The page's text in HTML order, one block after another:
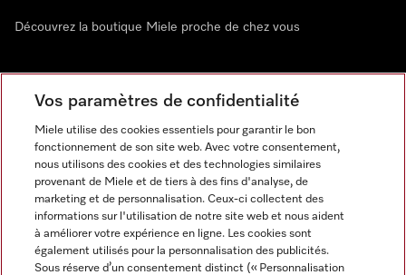
Découvrez la boutique Miele proche de chez vous
Newsletter
Miele sur Instagram
Miele sur Facebook
Miele sur Youtube
Vos paramètres de confidentialité
Miele utilise des cookies essentiels pour garantir le bon
fonctionnement de son site web. Avec votre consentement,
nous utilisons des cookies et des technologies similaires
provenant de Miele et de tiers à des fins d'analyse, de
marketing et de personnalisation. Ceux-ci collectent des
informations sur l'utilisation de notre site web et nous aident
à améliorer votre expérience en ligne. Les cookies sont
également utilisés pour la personnalisation des publicités.
Sous réserve d’un consentement distinct (« Personnalisation